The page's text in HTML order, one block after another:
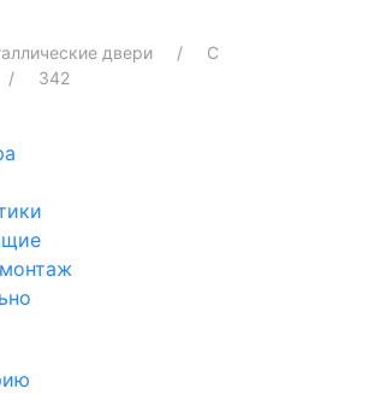
двери
С
342